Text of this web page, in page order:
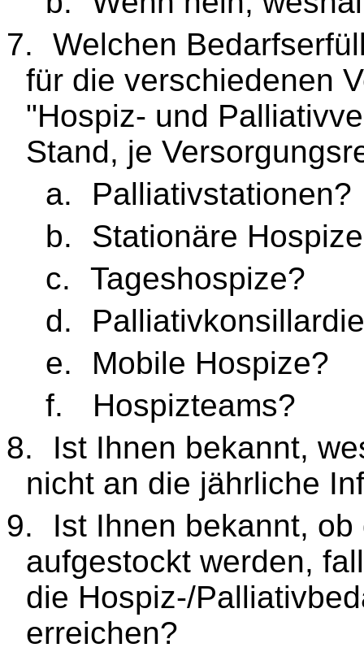
7.
Welchen
für die verschiedenen
"Hospiz- und
Stand, je
a.
Palliativstationen?
b.
Stationäre
c.
Tageshospize?
d.
e.
Mobile Hospize?
f.
Hospizteams?
8.
Ist Ihnen bekannt,
nicht an die jährliche
9.
Ist Ihnen bekannt,
aufgestockt werden,
die Hospiz-/
erreichen?